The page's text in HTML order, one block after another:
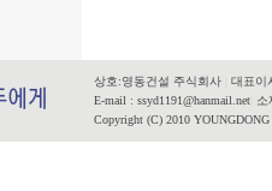
상호:영동건설 주식회사
대표이
E-mail : ssyd1191@hanmail.net 소
Copyright (C) 2010